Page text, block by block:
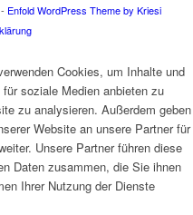
- Enfold WordPress Theme by Kriesi
Cookies, um Inhalte und
soziale Medien anbieten zu
zu analysieren. Außerdem geben
Website an unsere Partner für
Unsere Partner führen diese
Daten zusammen, die Sie ihnen
Ihrer Nutzung der Dienste